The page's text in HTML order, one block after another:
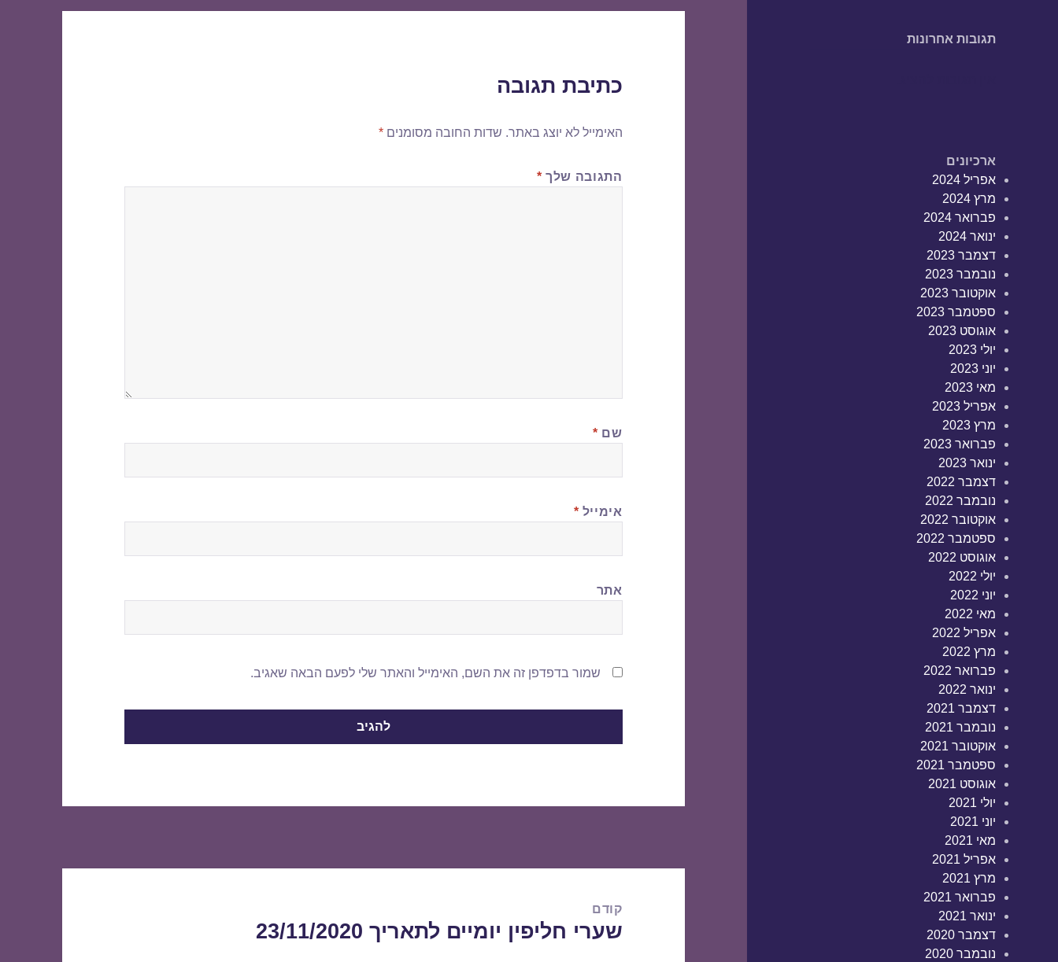
תגובות אחרונות
ארכיונים
אפריל 2024
מרץ 2024
פברואר 2024
ינואר 2024
דצמבר 2023
נובמבר 2023
אוקטובר 2023
ספטמבר 2023
אוגוסט 2023
יולי 2023
יוני 2023
מאי 2023
אפריל 2023
מרץ 2023
פברואר 2023
ינואר 2023
דצמבר 2022
נובמבר 2022
אוקטובר 2022
ספטמבר 2022
אוגוסט 2022
יולי 2022
יוני 2022
מאי 2022
אפריל 2022
מרץ 2022
פברואר 2022
ינואר 2022
דצמבר 2021
נובמבר 2021
אוקטובר 2021
ספטמבר 2021
אוגוסט 2021
יולי 2021
יוני 2021
מאי 2021
אפריל 2021
מרץ 2021
פברואר 2021
ינואר 2021
דצמבר 2020
נובמבר 2020
כתיבת תגובה
האימייל לא יוצג באתר. שדות החובה מסומנים*
התגובה שלך *
שם *
אימייל *
אתר
שמור בדפדפן זה את השם, האימייל והאתר שלי לפעם הבאה שאגיב.
קודם
הפוסט
שערי חליפין יומיים לתאריך 23/11/2020